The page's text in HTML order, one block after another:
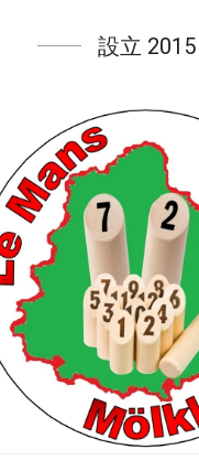
設立 2015